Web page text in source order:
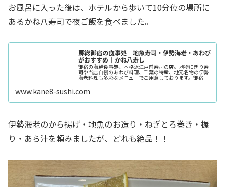
お風呂に入った後は、ホテルから歩いて10分位の場所に
あるかね八寿司で夜ご飯を食べました。
房総御宿の食事処 地魚寿司・伊勢海老・あわび
がおすすめ｜かね八寿し
御宿の海鮮食事処、本格派江戸前寿司の店。地物にぎり寿
司や当店自慢のあわび料理、千葉の特産、地元名物の伊勢
海老料理も多彩なメニューでご用意しております。御宿に
www.kane8-sushi.com
伊勢海老のから揚げ・地魚のお造り・ねぎとろ巻き・握
り・あら汁を頼みましたが、どれも絶品！！